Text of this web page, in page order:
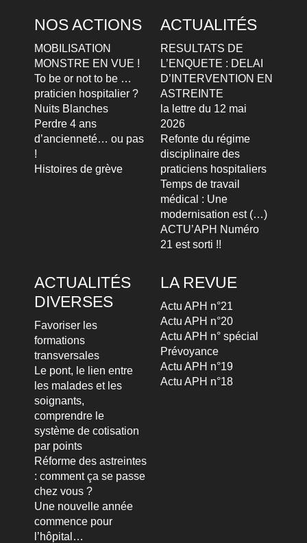
NOS ACTIONS
MOBILISATION
MONSTRE EN VUE !
To be or not to be …
praticien hospitalier ?
Nuits Blanches
Perdre 4 ans
d’ancienneté… ou pas
!
Histoires de grève
ACTUALITÉS
RESULTATS DE
L’ENQUETE : DELAI
D’INTERVENTION EN
ASTREINTE
la lettre du 12 mai
2026
Refonte du régime
disciplinaire des
praticiens hospitaliers
Temps de travail
médical : Une
modernisation est (…)
ACTU’APH Numéro
21 est sorti !!
ACTUALITÉS
DIVERSES
Favoriser les
formations
transversales
Le pont, le lien entre
les malades et les
soignants,
comprendre le
système de cotisation
par points
Réforme des astreintes
: comment ça se passe
chez vous ?
Une nouvelle année
commence pour
l’hôpital…
LA REVUE
Actu APH n°21
Actu APH n°20
Actu APH n° spécial
Prévoyance
Actu APH n°19
Actu APH n°18